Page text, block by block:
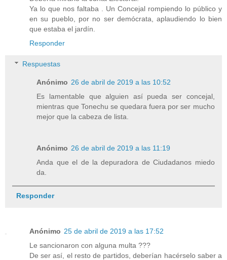
Ya lo que nos faltaba . Un Concejal rompiendo lo público y
en su pueblo, por no ser demócrata, aplaudiendo lo bien
que estaba el jardín.
Responder
Respuestas
Anónimo 26 de abril de 2019 a las 10:52
Es lamentable que alguien así pueda ser concejal,
mientras que Tonechu se quedara fuera por ser mucho
mejor que la cabeza de lista.
Anónimo 26 de abril de 2019 a las 11:19
Anda que el de la depuradora de Ciudadanos miedo
da.
Responder
Anónimo 25 de abril de 2019 a las 17:52
Le sancionaron con alguna multa ???
De ser así, el resto de partidos, deberían hacérselo saber a